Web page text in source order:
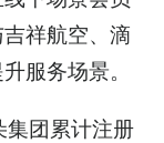
祥航空、滴
服务场景。
团累计注册